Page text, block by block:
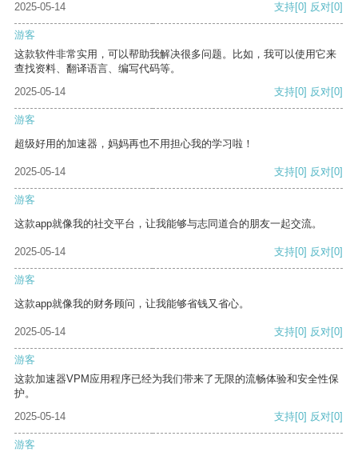
2025-05-14
支持[0] 反对[0]
游客
这款软件非常实用，可以帮助我解决很多问题。比如，我可以使用它来
查找资料、翻译语言、编写代码等。
2025-05-14
支持[0] 反对[0]
游客
超级好用的加速器，妈妈再也不用担心我的学习啦！
2025-05-14 支持[0] 反对[0]
游客
这款app就像我的社交平台，让我能够与志同道合的朋友一起交流。
2025-05-14 支持[0] 反对[0]
游客
这款app就像我的财务顾问，让我能够省钱又省心。
2025-05-14 支持[0] 反对[0]
游客
这款加速器VPM应用程序已经为我们带来了无限的流畅体验和安全性保
护。
2025-05-14
支持[0] 反对[0]
游客